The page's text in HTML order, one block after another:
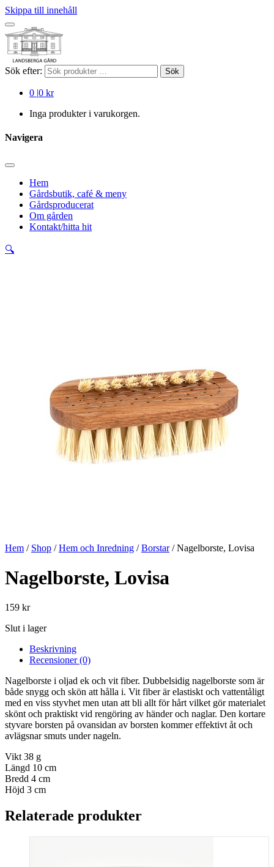
Skippa till innehåll
Sök efter: Sök
0 |0 kr
Inga produkter i varukorgen.
Navigera
Hem
Gårdsbutik, café & meny
Gårdsproducerat
Om gården
Kontakt/hitta hit
🔍
Hem / Shop /Hem och Inredning /Borstar/ Nagelborste, Lovisa
Nagelborste, Lovisa
159 kr
Slut i lager
Beskrivning
Recensioner (0)
Nagelborste i oljad ek och vit fiber. Dubbelsidig nagelborste som är
både snygg och skön att hålla i. Vit fiber är elastiskt och vattentåligt
med en viss styvhet men utan att bli allt för hårt vilket gör materialet
skönt och praktiskt vid rengöring av händer och naglar. Den kortare
styvare borsten på ovansidan av borsten kommer effektivt åt och
avlägsnar smuts under nageln.
Vikt 38 g
Längd 10 cm
Bredd 4 cm
Höjd 3 cm
Relaterade produkter